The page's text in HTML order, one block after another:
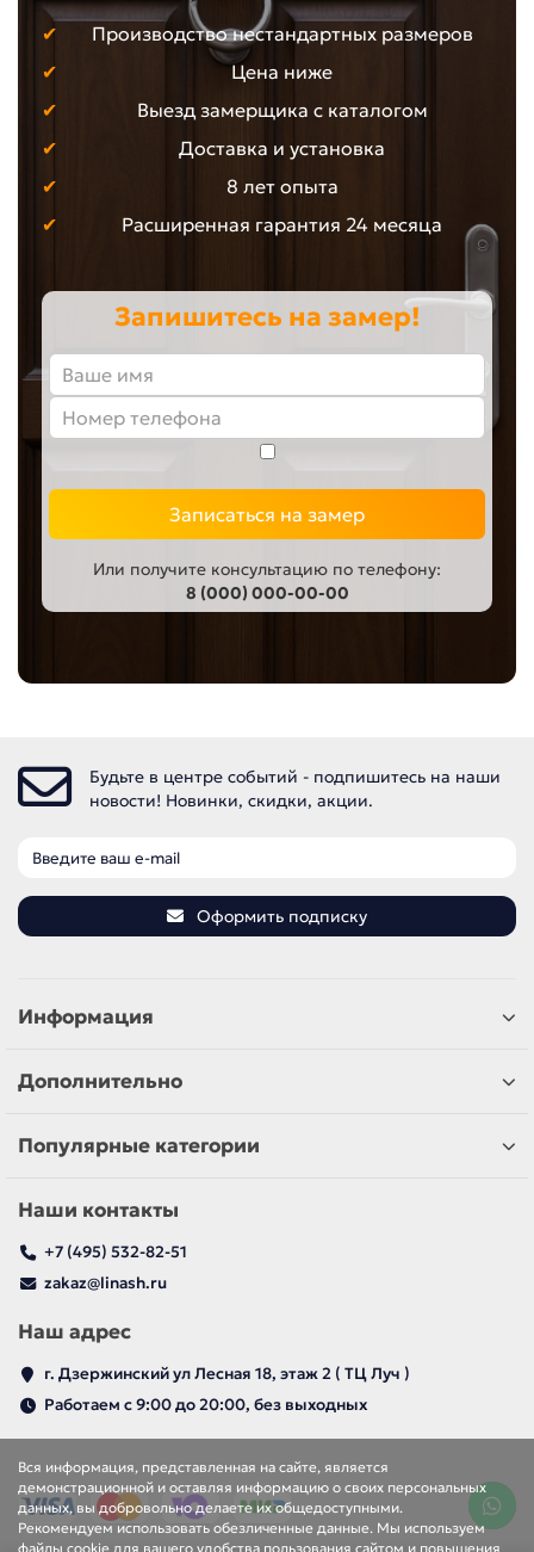
Производство нестандартных размеров
Цена ниже
Выезд замерщика с каталогом
Доставка и установка
8 лет опыта
Расширенная гарантия 24 месяца
Запишитесь на замер!
Записаться на замер
Или получите консультацию по телефону:
8 (000) 000-00-00
Вся информация, представленная на сайте, является
демонстрационной и оставляя информацию о своих персональных
данных, вы добровольно делаете их общедоступными.
Рекомендуем использовать обезличенные данные. Мы используем
файлы cookie для вашего удобства пользования сайтом и повышения
Будьте в центре событий - подпишитесь на наши
новости! Новинки, скидки, акции.
Оформить подписку
Информация
Дополнительно
Популярные категории
Наши контакты
+7 (495) 532-82-51
zakaz@linash.ru
Наш адрес
г. Дзержинский ул Лесная 18, этаж 2 ( ТЦ Луч )
Работаем с 9:00 до 20:00, без выходных